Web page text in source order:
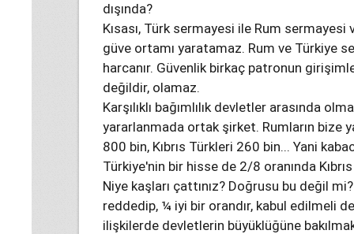
dışında?
Kısası, Türk sermayesi ile Rum
güve ortamı yaratamaz. Rum ve Türkiye
harcanır. Güvenlik birkaç patronun
değildir, olamaz.
Karşılıklı bağımlılık devletler arasında
yararlanmada ortak şirket. Rumların bize
800 bin, Kıbrıs Türkleri 260 bin... Yani
Türkiye'nin bir hisse de 2/8 oranında
Niye kaşları çattınız? Doğrusu bu değil
reddedip, ¼ iyi bir orandır, kabul edilmeli
ilişkilerde devletlerin büyüklüğüne